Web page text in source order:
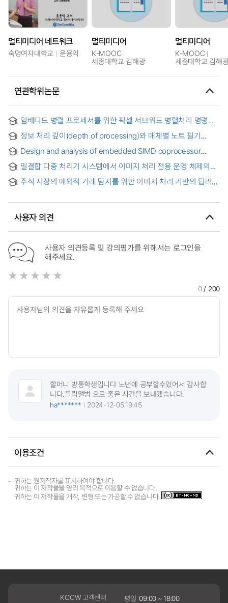
멀티미디어 네트워크
숙명여자대학교 윤용익
멀티미디어
K-MOOC
세종대학교 김해광
멀티미디어
K-MOOC
세종대학교 김해
연관학위논문
임베디드 병렬 프로세서를 위한 픽셀 서브워드 병렬처리 명령어
Instructions for Embedded Parallel Processors
정보 처리 깊이(depth of processing)와 매체별 노트 필기
Methods in Different Media Depending on Imagery and
Verbal Material
Design and analysis of embedded SIMD coprocessor
영상처리를 위한 내장형 SIMD 코프로세서 구조 설계 및 분석
밀결합 다중 처리기 시스템에서 이미지 처리 전용 운영 체제의
주식 시장의 예외적 거래 탐지를 위한 이미지 처리 기반의 딥러닝
사용자 의견
사용자 의견등록 및 강의평가를 위해서는 로그인을
해주세요.
0/ 200
할머니 방통학생입니다 노년에 공부할수있어서 감사합
니다.플립앨범 으로 좋은 시간을 보내겠습니다.
ha*******
2024-12-05 19:45
이용조건
귀하는 원저작자를 표시하여야 합니다.
귀하는 이 저작물을 영리 목적으로 이용할 수 없습니다.
귀하는 이 저작물을 개작, 변형 또는 가공할 수 없습니다.
KOCW 고객센터 평일 09:00 ~ 18:00